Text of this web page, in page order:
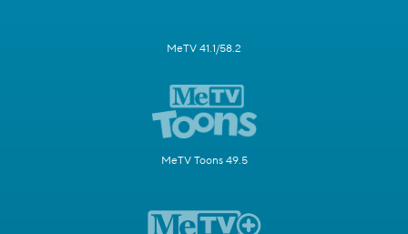
MeTV 41.1/58.2
MeTV Toons 49.5